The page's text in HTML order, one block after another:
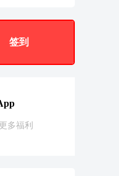
签到
多福利